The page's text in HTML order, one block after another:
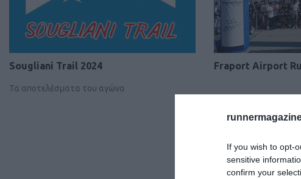
If you wish to opt-
sensitive
confirm your
Sougliani Trail 2024
Τα αποτελέσματα του αγώνα
Fraport Airport